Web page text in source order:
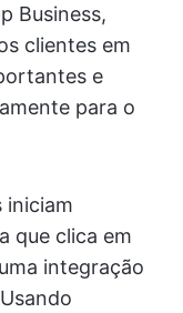
Business,
clientes em
e
para o
iniciam
que clica em
integração